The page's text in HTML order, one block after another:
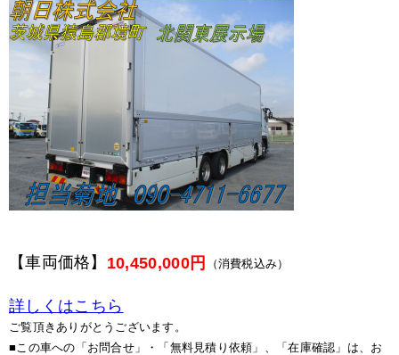
【車両価格】 10,450,000円 （消費税込み）
詳しくはこちら
ご覧頂きありがとうございます。
■この車への「お問合せ」・「無料見積り依頼」、「在庫確認」は、お